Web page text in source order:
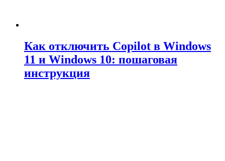
Как отключить Copilot в Windows
11 и Windows 10: пошаговая
инструкция